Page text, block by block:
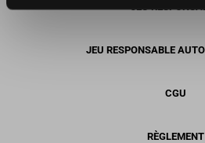
JEU
JEU RESPONSABLE
CGU
RÈGLEMENT